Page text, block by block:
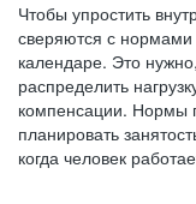
Чтобы упростить
сверяются с нормами
календаре. Это
распределить
компенсации. Нормы
планировать
когда человек